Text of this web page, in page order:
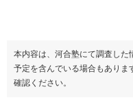
本内容は、河合塾にて調査した
予定を含んでいる場合もありま
確認ください。